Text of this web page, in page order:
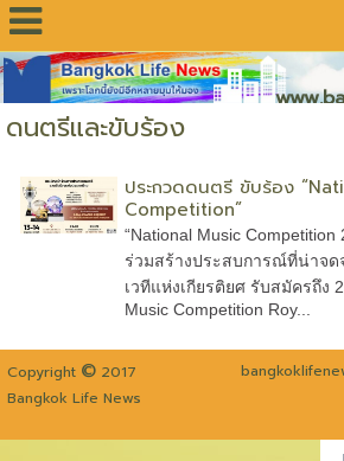
ดนตรีและขับร้อง
ประกวดดนตรี ขับร้อง
Competition”
“National Music
ร่วมสร้างประสบการณ์ที่น่าจ
เวทีแห่งเกียรติยศ รับสมัครถึง
Music Competition Roy...
Copyright © 2017
Bangkok Life News